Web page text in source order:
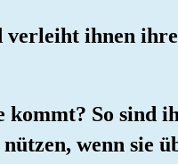
verleiht ihnen ihre
kommt? So sind
wenn sie